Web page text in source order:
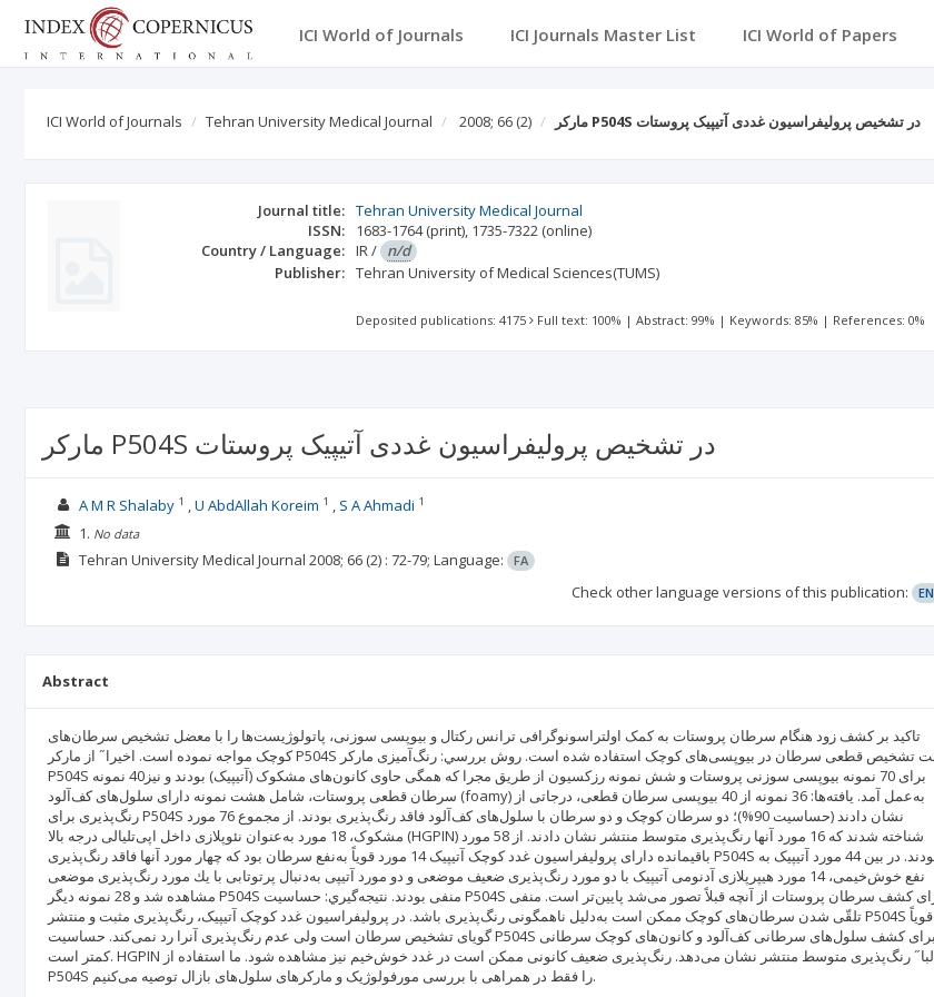
ICI World of Journals ICI Journals Master List ICI World of Papers
ICI World of Journals Tehran University Medical Journal 2008; 66 (2) مارکر P504S در تشخیص پرولیفراسیون غددی آتیپیک پروستات
Journal title: Tehran University Medical Journal
ISSN:
1683-1764(print), 1735-7322 (online)
Country / Language: IR/ n/d
Publisher: Tehran University of Medical Sciences(TUMS)
Deposited publications: 4175 Full text: 100% |Abstract: 99% | Keywords: 85% | References: 0%
مارکر P504S در تشخیص پرولیفراسیون غددی آتیپیک پروستات
A M R Shalaby 1 U AbdAllah Koreim 1 S A Ahmadi 1
1. No data
Tehran University Medical Journal 2008; 66(2) : 72-79; Language: FA
Check other language versions of this publication: EN
Abstract
تاکید بر کشف زود هنگام سرطان پروستات به کمک اولتراسونوگرافی ترانس رکتال و بیوپسی سوزنی، پاتولوژیست‌ها را با معضل تشخیص سرطان‌های
کوچک مواجه نموده است. اخیرا˝ از مارکر P504S جهت تشخیص قطعی سرطان در بیوپسی‌های کوچک استفاده شده است. روش بررسي: رنگ‌آمیزی مارکر
P504S برای 70 نمونه بیوپسی سوزنی پروستات و شش نمونه رزکسیون از طریق مجرا که همگی حاوی کانون‌های مشکوک (آتیپیک) بودند و نیز40 نمونه
سرطان قطعی پروستات، شامل هشت نمونه دارای سلول‌های کف‌آلود (foamy) به‌عمل آمد. يافته‌ها: 36 نمونه از 40 بیوپسی سرطان قطعی، درجاتی از
رنگ‌پذیری برای P504S نشان دادند (حساسیت 90%)؛ دو سرطان کوچک و دو سرطان با سلول‌های کف‌آلود فاقد رنگ‌پذیری بودند. از مجموع 76 مورد
مشکوک، 18 مورد به‌عنوان نئوپلازی داخل اپی‌تلیالی درجه بالا (HGPIN) شناخته شدند که 16 مورد آنها رنگ‌پذیری متوسط منتشر نشان دادند. از 58 مورد
باقیمانده دارای پرولیفراسیون غدد کوچک آتیپیک 14 مورد قویاً به‌نفع سرطان بود که چهار مورد آنها فاقد رنگ‌پذیری P504S بودند. در بین 44 مورد آتیپیک به
نفع خوش‌خيمی، 14 مورد هیپرپلازی آدنومی آتیپیک با دو مورد رنگ‌پذیری ضعیف موضعی و دو مورد آتیپی به‌دنبال پرتوتابی با يك مورد رنگ‌پذیری موضعی
مشاهده شد و 28 نمونه دیگر P504S منفی بودند. نتيجه‌گيري: حساسیت P504S برای کشف سرطان پروستات از آنچه قبلاً تصور می‌شد پایین‌تر است. منفی
تلقّی شدن سرطان‌های کوچک ممکن است به‌دلیل ناهمگونی رنگ‌پذیری باشد. در پرولیفراسیون غدد کوچک آتیپیک، رنگ‌پذیری مثبت و منتشر P504S قویاً
گویای تشخیص سرطان است ولی عدم رنگ‌پذیری آنرا رد نمی‌کند. حساسیت P504S برای کشف سلول‌های سرطانی کف‌آلود و کانون‌های کوچک سرطانی
کمتر است. HGPIN غالبا˝ رنگ‌پذیری متوسط منتشر نشان می‌دهد. رنگ‌پذیری ضعیف کانونی ممکن است در غدد خوش‌خيم نیز مشاهده شود. ما استفاده از
P504S را فقط در همراهی با بررسی مورفولوژیک و مارکرهای سلول‌های بازال توصیه می‌کنیم.